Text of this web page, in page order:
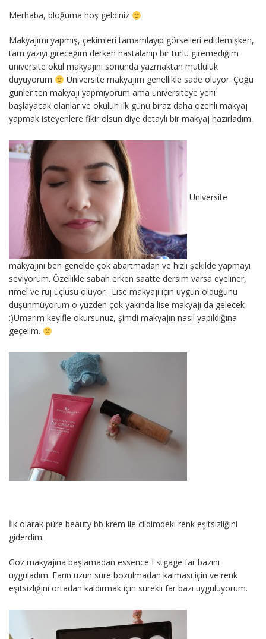
Merhaba, bloğuma hoş geldiniz
Makyajımı yapmış, çekimleri tamamlayıp görselleri editlemişken,
tam yazıyı gireceğim derken hastalanıp bir türlü giremediğim
üniversite okul makyajını sonunda yazmaktan mutluluk
duyuyorum
Üniversite makyajım genellikle sade oluyor. Çoğu
günler ten makyajı yapmıyorum ama üniversiteye yeni
başlayacak olanlar ve okulun ilk günü biraz daha özenli makyaj
yapmak isteyenlere fikir olsun diye detaylı bir makyaj hazırladım.
Üniversite
makyajını ben genelde çok abartmadan ve hızlı şekilde yapmayı
seviyorum. Özellikle sabah erken saatte dersim varsa eyeliner,
rimel ve ruj üçlüsü oluyor. Lise makyajı için uygun olduğunu
düşünmüyorum o yüzden çok yakında lise makyajı da gelecek
:)Umarım keyifle okursunuz, şimdi makyajın nasıl yapıldığına
geçelim.
İlk olarak püre beauty bb krem ile cildimdeki renk eşitsizliğini
giderdim.
Göz makyajına başlamadan essence I stgage far bazını
uyguladım. Farın uzun süre bozulmadan kalması için ve renk
eşitsizliğini ortadan kaldırmak için sürekli far bazı uyguluyorum.